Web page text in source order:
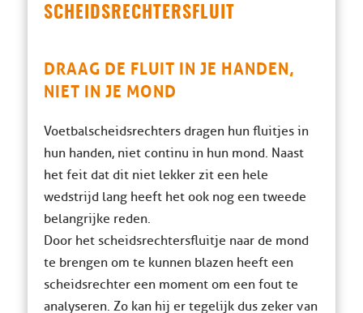
SCHEIDSRECHTERSFLUIT
DRAAG DE FLUIT IN JE HANDEN,
NIET IN JE MOND
Voetbalscheidsrechters dragen hun fluitjes in
hun handen, niet continu in hun mond. Naast
het feit dat dit niet lekker zit een hele
wedstrijd lang heeft het ook nog een tweede
belangrijke reden.
Door het scheidsrechtersfluitje naar de mond
te brengen om te kunnen blazen heeft een
scheidsrechter een moment om een ​​fout te
analyseren. Zo kan hij er tegelijk dus zeker van